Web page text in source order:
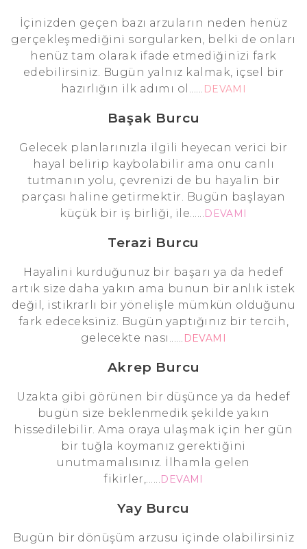
İçinizden geçen bazı arzuların neden henüz
gerçekleşmediğini sorgularken, belki de onları
henüz tam olarak ifade etmediğinizi fark
edebilirsiniz. Bugün yalnız kalmak, içsel bir
hazırlığın ilk adımı ol...... DEVAMI
Başak Burcu
Gelecek planlarınızla ilgili heyecan verici bir
hayal belirip kaybolabilir ama onu canlı
tutmanın yolu, çevrenizi de bu hayalin bir
parçası haline getirmektir. Bugün başlayan
küçük bir iş birliği, ile......DEVAMI
Terazi Burcu
Hayalini kurduğunuz bir başarı ya da hedef
artık size daha yakın ama bunun bir anlık istek
değil, istikrarlı bir yönelişle mümkün olduğunu
fark edeceksiniz. Bugün yaptığınız bir tercih,
gelecekte nası...... DEVAMI
Akrep Burcu
Uzakta gibi görünen bir düşünce ya da hedef
bugün size beklenmedik şekilde yakın
hissedilebilir. Ama oraya ulaşmak için her gün
bir tuğla koymanız gerektiğini
unutmamalısınız. İlhamla gelen
fikirler,......DEVAMI
Yay Burcu
Bugün bir dönüşüm arzusu içinde olabilirsiniz